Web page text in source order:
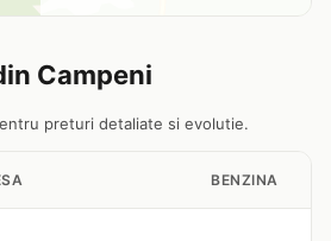
Campeni
preturi detaliate si evolutie.
BENZINA